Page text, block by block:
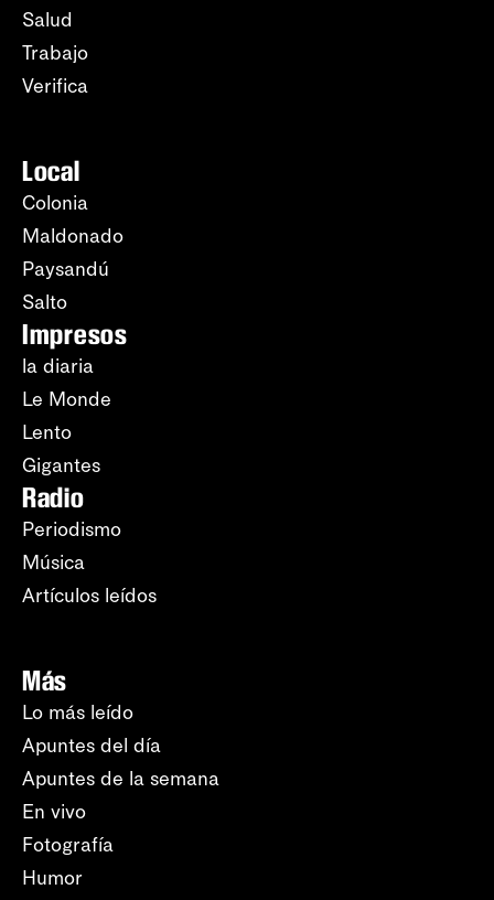
Salud
Trabajo
Verifica
Local
Colonia
Maldonado
Paysandú
Salto
Impresos
la diaria
Le Monde
Lento
Gigantes
Radio
Periodismo
Música
Artículos leídos
Más
Lo más leído
Apuntes del día
Apuntes de la semana
En vivo
Fotografía
Humor